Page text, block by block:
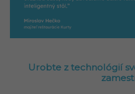
Urobte z technológií